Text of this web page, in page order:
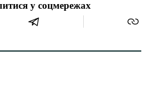
у соцмережах